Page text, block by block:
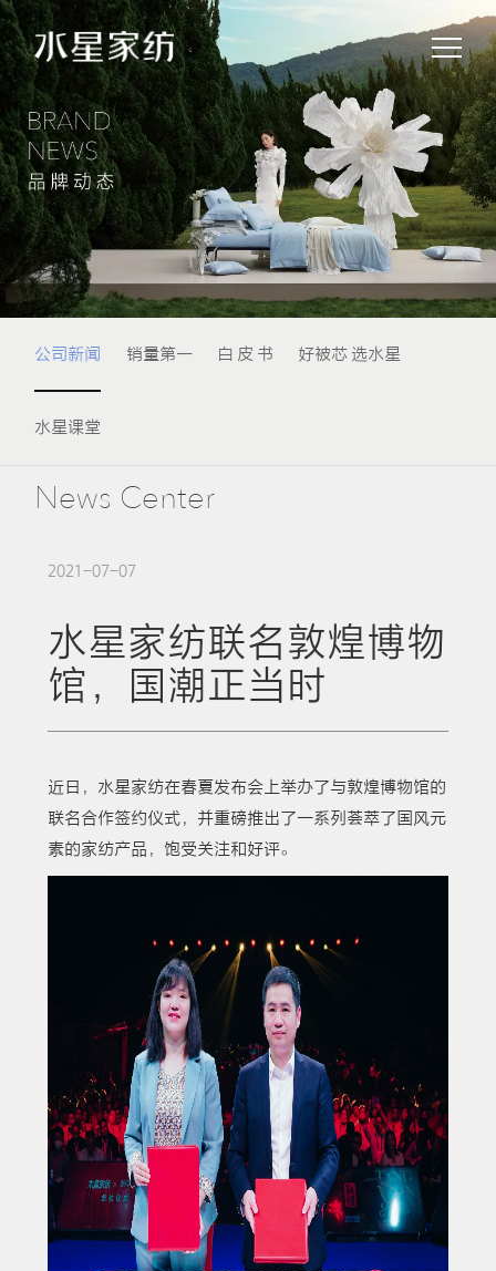
公司新闻 销量第一 白 皮 书 好被芯 选水星
水星课堂
News Center
2021-07-07
水星家纺联名敦煌博物
馆，国潮正当时
近日，水星家纺在春夏发布会上举办了与敦煌博物馆的
联名合作签约仪式，并重磅推出了一系列荟萃了国风元
素的家纺产品，饱受关注和好评。